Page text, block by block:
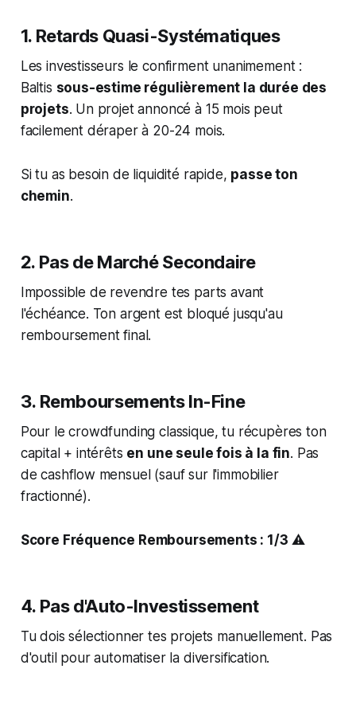
1. Retards Quasi-Systématiques
Les investisseurs le confirment unanimement :
Baltis sous-estime régulièrement la durée des
projets. Un projet annoncé à 15 mois peut
facilement déraper à 20-24 mois.
Si tu as besoin de liquidité rapide, passe ton
chemin.
2. Pas de Marché Secondaire
Impossible de revendre tes parts avant
l'échéance. Ton argent est bloqué jusqu'au
remboursement final.
3. Remboursements In-Fine
Pour le crowdfunding classique, tu récupères ton
capital + intérêts en une seule fois à la fin. Pas
de cashflow mensuel (sauf sur l'immobilier
fractionné).
Score Fréquence Remboursements : 1/3 ⚠️
4. Pas d'Auto-Investissement
Tu dois sélectionner tes projets manuellement. Pas
d'outil pour automatiser la diversification.